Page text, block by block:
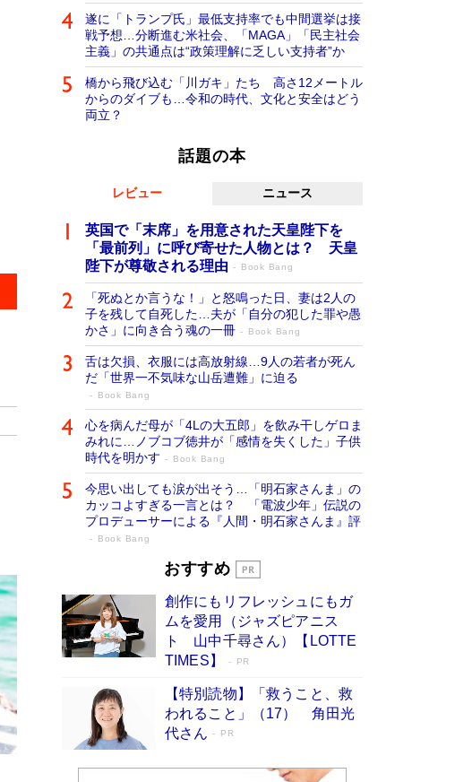
遂に「トランプ氏」最低支持率でも中間選挙は接
戦予想…分断進む米社会、「MAGA」「民主社会
主義」の共通点は“政策理解に乏しい支持者”か
橋から飛び込む「川ガキ」たち 高さ12メートル
からのダイブも…令和の時代、文化と安全はどう
両立？
話題の本
レビュー ニュース
英国で「末席」を用意された天皇陛下を
「最前列」に呼び寄せた人物とは？ 天皇
陛下が尊敬される理由
Book Bang
「死ぬとか言うな！」と怒鳴った日、妻は2人の
子を残して自死した…夫が「自分の犯した罪や愚
かさ」に向き合う魂の一冊
Book Bang
舌は欠損、衣服には高放射線…9人の若者が死ん
だ「世界一不気味な山岳遭難」に迫る
Book Bang
心を病んだ母が「4Lの大五郎」を飲み干しゲロま
みれに…ノブコブ徳井が「感情を失くした」子供
時代を明かす
Book Bang
今思い出しても涙が出そう…「明石家さんま」の
カッコよすぎる一言とは？ 「電波少年」伝説の
プロデューサーによる『人間・明石家さんま』評
Book Bang
「叱って伸びるやつは、褒めたらもっと伸
た“人を育てるコツ”…芸への考え方を明か
す
Book Bang
「『火垂るの墓』は、大嘘である」原作者が抱き
続けた“自責の念”とは…「自己憐憫は描きたくな
い」監督が徹底的にこだわったこと（後編） #
戦争の記憶
Book Bang
美輪明宏 晩年の回答を集めた『ほほえんで生き
るための人生相談』がランクイン［エンターテイ
メントベストセラー］
Book Bang
おすすめ
創作にもリフレッシュにもガ
ムを愛用（ジャズピアニス
ト 山中千尋さん）【LOTTE
TIMES】
PR
【特別読物】「救うこと、救
われること」（17） 角田光
代さん
PR